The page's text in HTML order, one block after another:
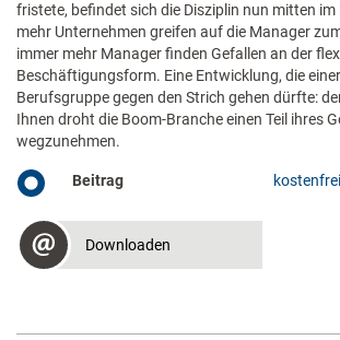
fristete, befindet sich die Disziplin nun mitten
mehr Unternehmen greifen auf die Manager
immer mehr Manager finden Gefallen an der
Beschäftigungsform. Eine Entwicklung, die
Berufsgruppe gegen den Strich gehen dürfte:
Ihnen droht die Boom-Branche einen Teil ihres
wegzunehmen.
Beitrag kostenfrei
Downloaden